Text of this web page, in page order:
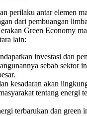
perilaku antar elemen
dari pembuangan
Green Economy
lain:
investasi dan
sebab sektor
kesadaran akan
tentang energi
terbarukan dan green